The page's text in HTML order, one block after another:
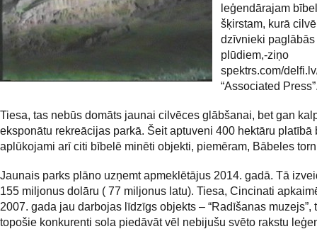
leģendārajam
šķirstam, kurā
dzīvnieki
plūdiem,-ziņo
spektrs.com/
“Associated
Tiesa, tas nebūs domāts jaunai cilvēces glābšanai, bet gan
eksponātu rekreācijas parkā. Šeit aptuveni 400 hektāru platībā
aplūkojami arī citi bībelē minēti objekti, piemēram, Bābeles
Jaunais parks plāno uzņemt apmeklētājus 2014. gadā. Tā
155 miljonus dolāru ( 77 miljonus latu). Tiesa, Cincinati
2007. gada jau darbojas līdzīgs objekts – “Radīšanas muzejs”,
topošie konkurenti sola piedāvāt vēl nebijušu svēto rakstu